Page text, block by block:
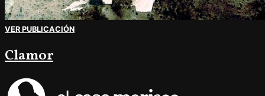
VER PUBLICACIÓN
Clamor